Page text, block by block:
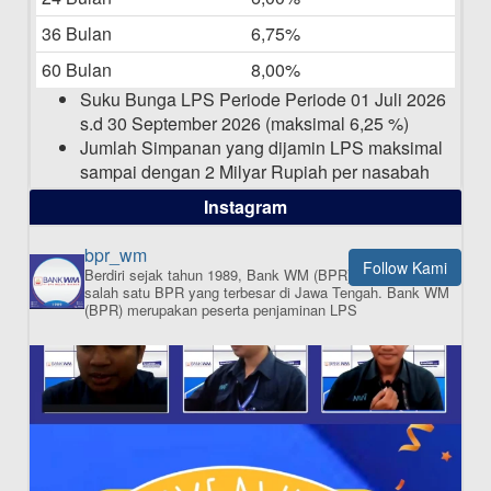
15-04-2025
Pengumuman Nama Baru Perusahaan
36 Bulan
6,75%
60 Bulan
8,00%
Suku Bunga LPS Periode Periode 01 Juli 2026
s.d 30 September 2026 (maksimal 6,25 %)
Jumlah Simpanan yang dijamin LPS maksimal
sampai dengan 2 Milyar Rupiah per nasabah
dalam satu bank
ISI APLIKASI SEKARANG
Instagram
Follow Kami
bpr_wm
Berdiri sejak tahun 1989, Bank WM (BPR) merupakan
salah satu BPR yang terbesar di Jawa Tengah.Bank WM
(BPR) merupakan peserta penjaminan LPS